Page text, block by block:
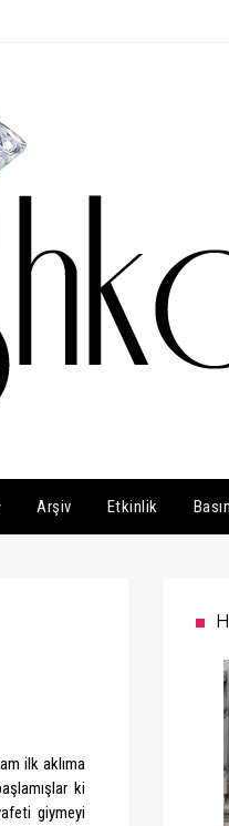
Arşiv Etkinlik
ilk aklıma
ki
giymeyi